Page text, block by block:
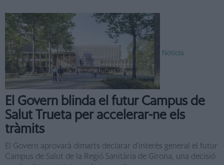
Notícia
El Govern blinda el futur Campus de
Salut Trueta per accelerar-ne els
tràmits
El Govern aprovarà dimarts declarar d’interès general el futur
Campus de Salut de la Regió Sanitària de Girona, una decisió